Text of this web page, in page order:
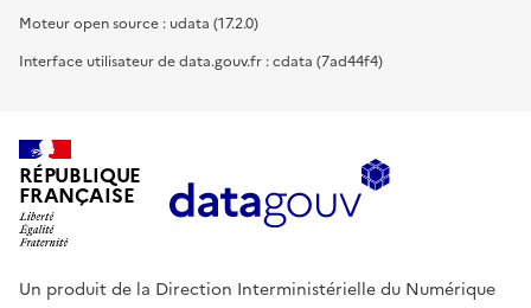
Moteur open source : udata (17.2.0)
Interface utilisateur de data.gouv.fr : cdata (7ad44f4)
RÉPUBLIQUE
FRANÇAISE
Un produit de la Direction Interministérielle du Numérique